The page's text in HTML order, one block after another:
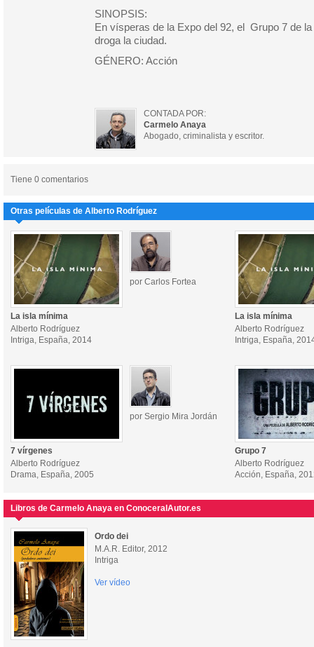
SINOPSIS:
En vísperas de la Expo del 92, el Grupo 7 de
droga la ciudad.
GÉNERO: Acción
CONTADA POR:
Carmelo Anaya
Abogado, criminalista y escritor.
Tiene 0 comentarios
Otras películas de Alberto Rodríguez
por Carlos Fortea
La isla mínima
Alberto Rodríguez
Intriga, España, 2014
La isla mínima
Alberto Rodríguez
Intriga, España,
por Sergio Mira Jordán
7 vírgenes
Alberto Rodríguez
Drama, España, 2005
Grupo 7
Alberto Rodríguez
Acción, España,
Libros de Carmelo Anaya en ConoceralAutor.es
Ordo dei
M.A.R. Editor, 2012
Intriga
Ver vídeo